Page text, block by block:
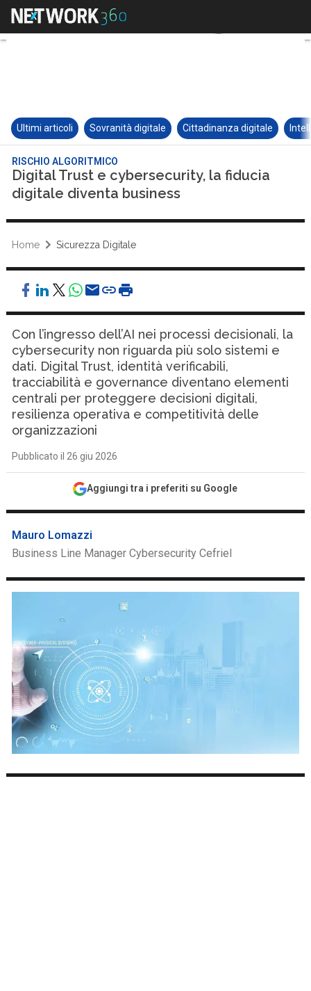
Ultimi articoli Sovranità digitale Cittadinanza digitale
RISCHIO ALGORITMICO
Digital Trust e cybersecurity, la fiducia
digitale diventa business
Home Sicurezza Digitale
Con l’ingresso dell’AI nei processi decisionali, la
cybersecurity non riguarda più solo sistemi e
dati. Digital Trust, identità verificabili,
tracciabilità e governance diventano elementi
centrali per proteggere decisioni digitali,
resilienza operativa e competitività delle
organizzazioni
Pubblicato il 26 giu 2026
Aggiungi tra i preferiti su Google
Mauro Lomazzi
Business Line Manager Cybersecurity Cefriel